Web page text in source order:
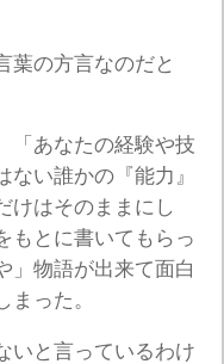
葉の方言なのだと
「あなたの経験や技
い誰かの『能力』
けはそのままにし
もとに書いてもらっ
」物語が出来て面白
った。
いと言っているわけ